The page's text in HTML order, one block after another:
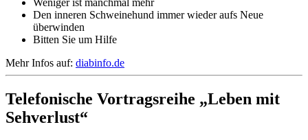
Weniger ist manchmal mehr
Den inneren Schweinehund immer wieder aufs Neue
überwinden
Bitten Sie um Hilfe
Mehr Infos auf: diabinfo.de
Telefonische Vortragsreihe „Leben mit
Sehverlust“